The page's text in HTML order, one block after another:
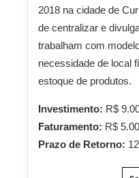
2018 na cidade de
de centralizar e
trabalham com
necessidade de local
estoque de produtos.
Investimento: R$
Faturamento: R$
Prazo de Retorno: